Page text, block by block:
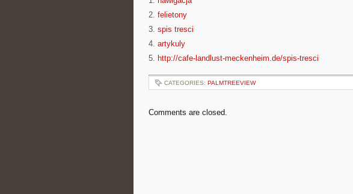
2. felietony
3. spis tresci
4. artykuly
5. http://cafe-landlust-meckenheim.de/spis-tresci
CATEGORIES: PALMTREEVIEW
Comments are closed.